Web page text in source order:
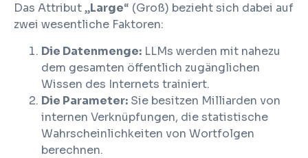
Das Attribut „Large“ (Groß) bezieht sich dabei auf
zwei wesentliche Faktoren:
Die Datenmenge: LLMs werden mit nahezu
dem gesamten öffentlich zugänglichen
Wissen des Internets trainiert.
Die Parameter: Sie besitzen Milliarden von
internen Verknüpfungen, die statistische
Wahrscheinlichkeiten von Wortfolgen
berechnen.